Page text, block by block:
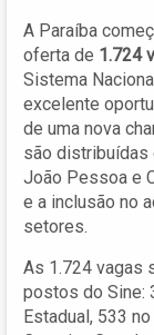
A Paraíba
oferta de 1.724
Sistema
excelente
de uma nova
são distribuídas
João Pessoa e
e a inclusão no
setores.
As 1.724 vagas
postos do Sine:
Estadual, 533